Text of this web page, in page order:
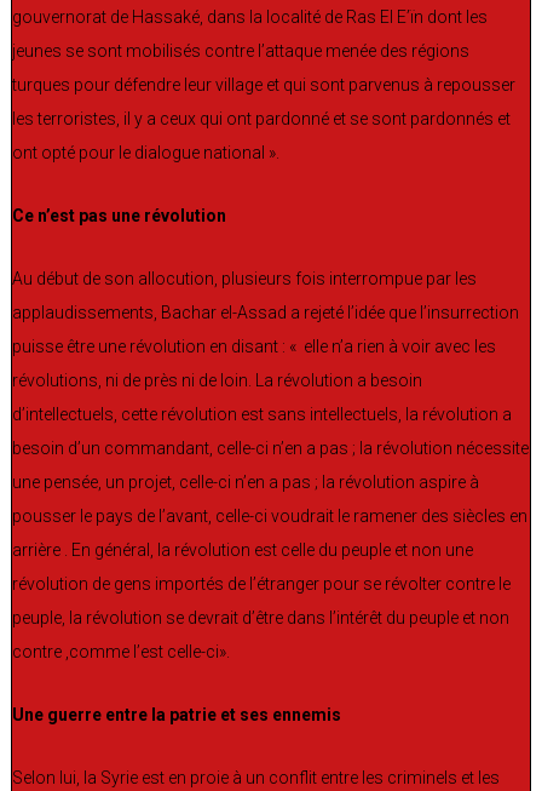
gouvernorat de Hassaké, dans la localité de Ras El E’ïn dont les
jeunes se sont mobilisés contre l’attaque menée des régions
turques pour défendre leur village et qui sont parvenus à repousser
les terroristes, il y a ceux qui ont pardonné et se sont pardonnés et
ont opté pour le dialogue national ».
Ce n’est pas une révolution
Au début de son allocution, plusieurs fois interrompue par les
applaudissements, Bachar el-Assad a rejeté l’idée que l’insurrection
puisse être une révolution en disant : « elle n’a rien à voir avec les
révolutions, ni de près ni de loin. La révolution a besoin
d’intellectuels, cette révolution est sans intellectuels, la révolution a
besoin d’un commandant, celle-ci n’en a pas ; la révolution nécessite
une pensée, un projet, celle-ci n’en a pas ; la révolution aspire à
pousser le pays de l’avant, celle-ci voudrait le ramener des siècles en
arrière . En général, la révolution est celle du peuple et non une
révolution de gens importés de l’étranger pour se révolter contre le
peuple, la révolution se devrait d’être dans l’intérêt du peuple et non
contre ,comme l’est celle-ci».
Une guerre entre la patrie et ses ennemis
Selon lui, la Syrie est en proie à un conflit entre les criminels et les